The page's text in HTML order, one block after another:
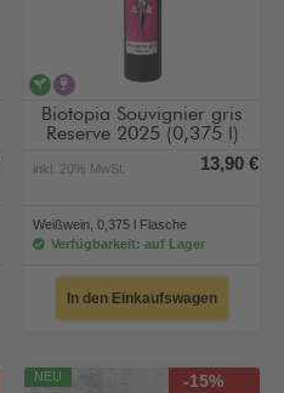
veganalkoholhaltig
Biotopia Souvignier gris
Reserve 2025 (0,375 l)
inkl. 20% MwSt. 13,90 €
Weißwein, 0,375 l Flasche
Verfügbarkeit: auf Lager
In den Einkaufswagen
NEU -15%